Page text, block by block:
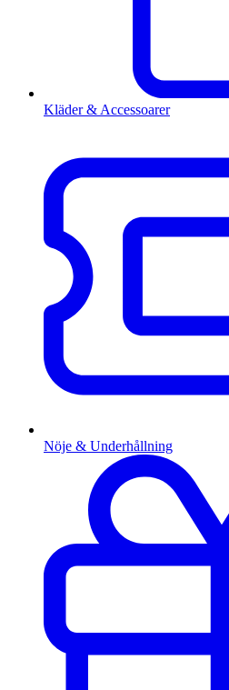
Kläder & Accessoarer
Nöje & Underhållning